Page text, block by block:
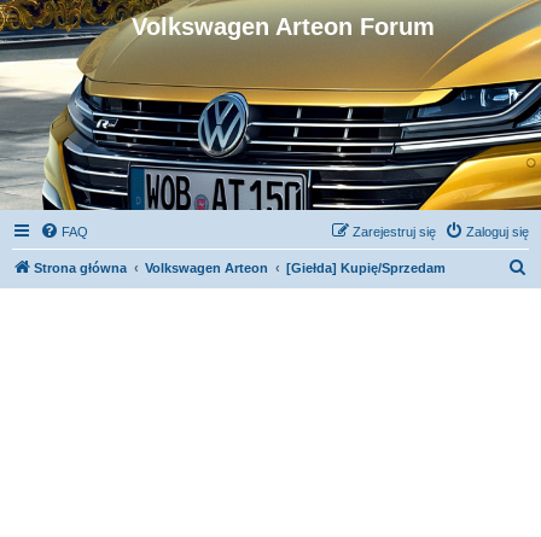
Volkswagen Arteon Forum
FAQ Zaloguj się
Zarejestruj się
Strona główna Volkswagen Arteon [Giełda] Kupię/Sprzedam